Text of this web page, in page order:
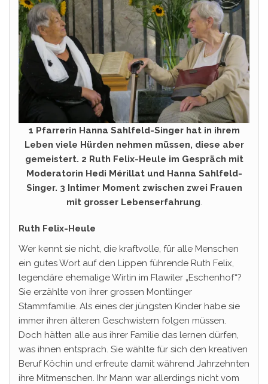
1 Pfarrerin Hanna Sahlfeld-Singer hat in ihrem
Leben viele Hürden nehmen müssen, diese aber
gemeistert. 2 Ruth Felix-Heule im Gespräch mit
Moderatorin Hedi Mérillat und Hanna Sahlfeld-
Singer. 3 Intimer Moment zwischen zwei Frauen
mit grosser Lebenserfahrung.
Ruth Felix-Heule
Wer kennt sie nicht, die kraftvolle, für alle Menschen
ein gutes Wort auf den Lippen führende Ruth Felix,
legendäre ehemalige Wirtin im Flawiler „Eschenhof“?
Sie erzählte von ihrer grossen Montlinger
Stammfamilie. Als eines der jüngsten Kinder habe sie
immer ihren älteren Geschwistern folgen müssen.
Doch hätten alle aus ihrer Familie das lernen dürfen,
was ihnen entsprach. Sie wählte für sich den kreativen
Beruf Köchin und erfreute damit während Jahrzehnten
ihre Mitmenschen. Ihr Mann war allerdings nicht vom